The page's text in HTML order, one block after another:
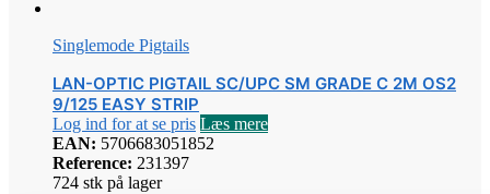
Singlemode Pigtails
LAN-OPTIC PIGTAIL SC/UPC SM GRADE C 2M OS2
9/125 EASY STRIP
Log ind for at se pris Læs mere
EAN: 5706683051852
Reference: 231397
724 stk på lager